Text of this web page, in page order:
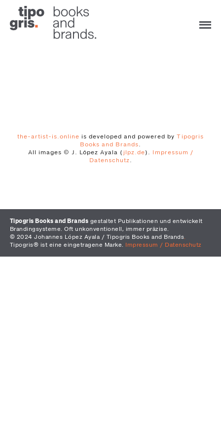
the-artist-is.online is developed and powered by Tipogris
Books and Brands.
All images © J. López Ayala ( jlpz.de). Impressum /
Datenschutz.
Tipogris Books and Brands gestaltet Publikationen und entwickelt
Brandingsysteme. Oft unkonventionell, immer präzise.
© 2024 Johannes López Ayala / Tipogris Books and Brands.
Tipogris® ist eine eingetragene Marke. Impressum / Datenschutz